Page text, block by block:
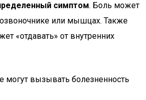
симптом. Боль может
или мышцах. Также
«отдавать» от внутренних
могут вызывать болезненность